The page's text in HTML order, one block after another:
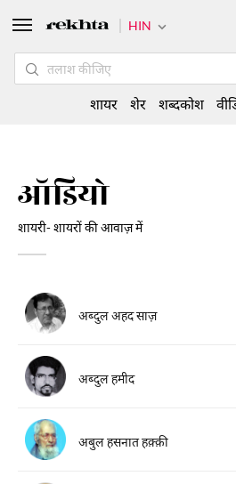
ऑडियो
शायरी- शायरों की आवाज़ में
अब्दुल अहद साज़
अब्दुल हमीद
अबुल हसनात हक़्क़ी
HIN
शायर शेर शब्दकोश